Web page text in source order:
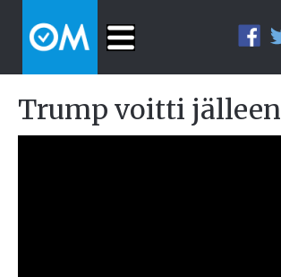
Trump voitti jälleen